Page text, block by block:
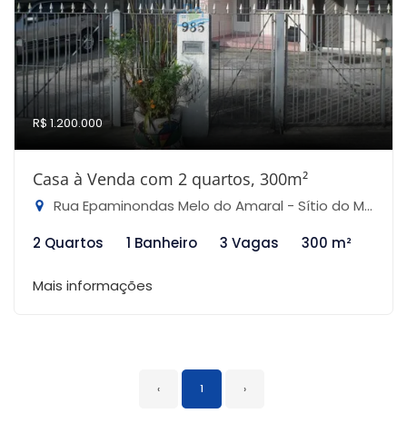
R$ 1.200.000
Casa à Venda com 2 quartos, 300m²
Rua Epaminondas Melo do Amaral - Sítio do Mandaqui, São Paulo-SP
2 Quartos
1 Banheiro 3 Vagas 300 m²
Mais informações
‹ 1 ›